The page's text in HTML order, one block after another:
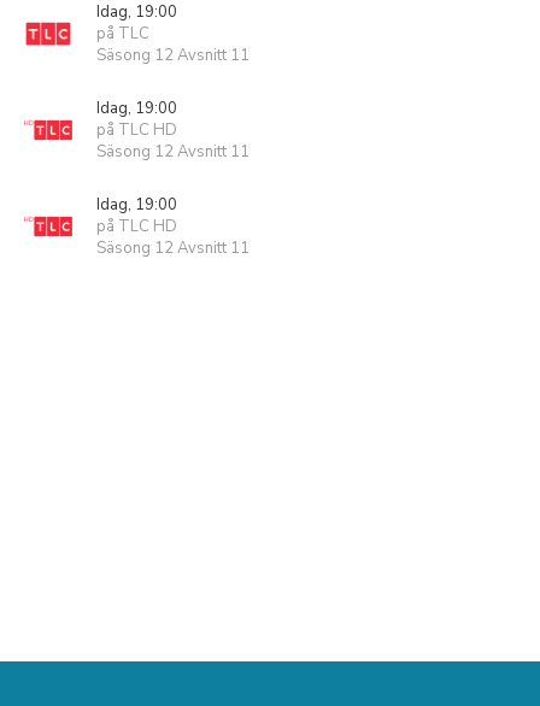
Idag, 19:00
på TLC
Säsong 12 Avsnitt 11
Idag, 19:00
på TLC HD
Säsong 12 Avsnitt 11
Idag, 19:00
på TLC HD
Säsong 12 Avsnitt 11